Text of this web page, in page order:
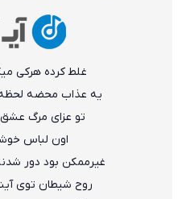
ﻏﻠﻄ ﻛﺮده ﻫﺮﻛﻰ
ﻳﻪ ﻋﺬاب ﻣﺤﻀﻪ
ﺗﻮ ﻋﺰای ﻣﺮگ
اون ﻟﺒﺎس
ﻏﻴﺮﻣﻤﻜﻦ ﺑﻮد دور
روح ﺷﻴﻄﺎن ﺗﻮی